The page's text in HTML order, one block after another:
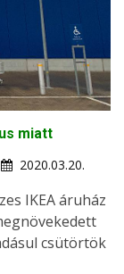
miatt
2020.03.20.
IKEA áruház
csütörtök